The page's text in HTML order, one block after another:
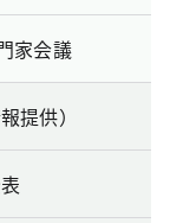
家会議
提供）